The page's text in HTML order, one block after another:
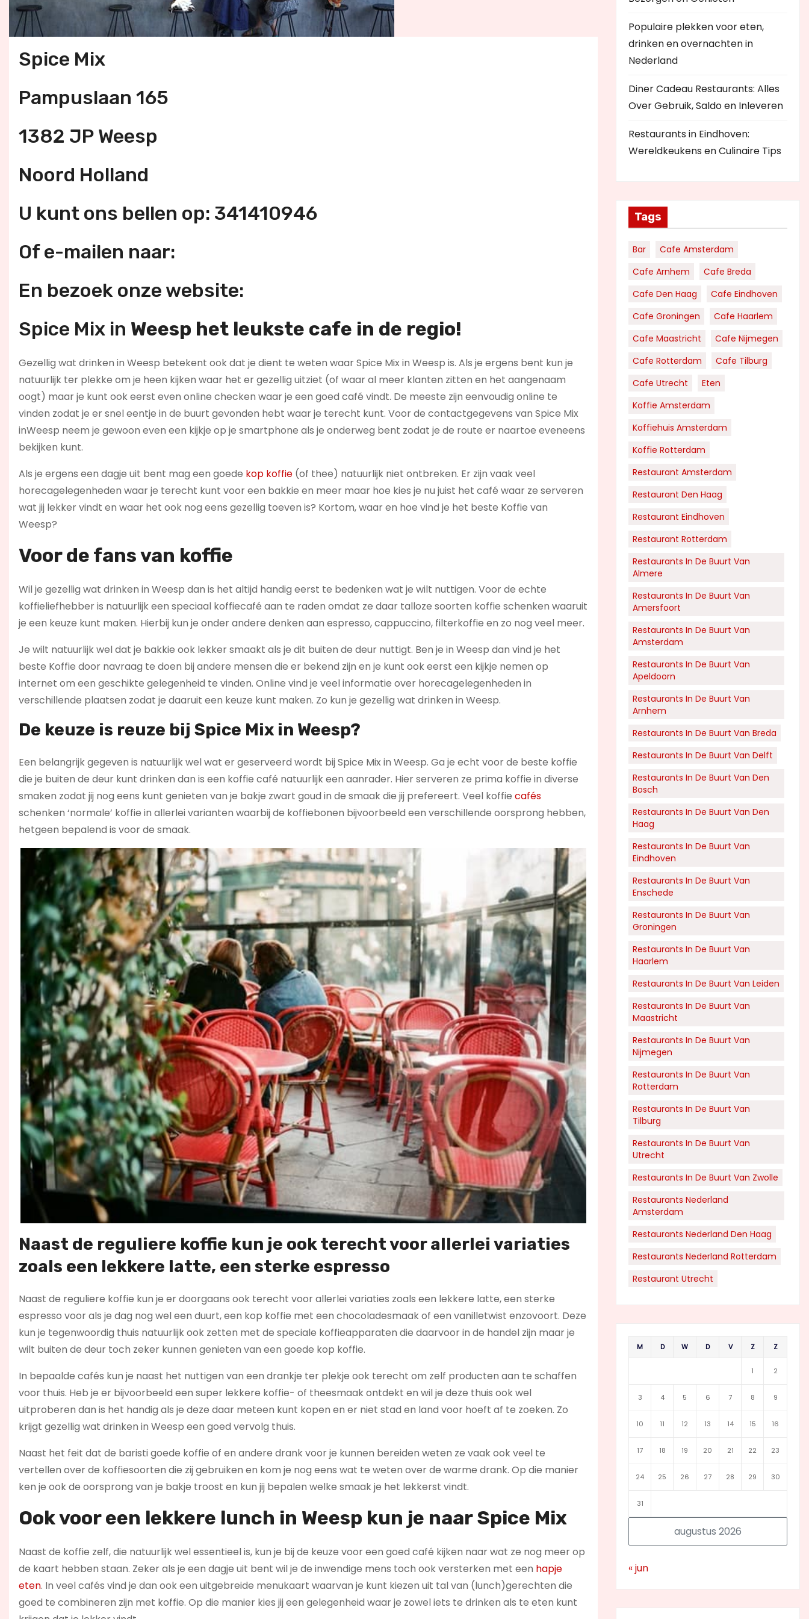
Spice Mix
Pampuslaan 165
1382 JP Weesp
Noord Holland
U kunt ons bellen op: 341410946
Of e-mailen naar:
En bezoek onze website:
Spice Mix in Weesp het leukste cafe in de regio!
Gezellig wat drinken in Weesp betekent ook dat je dient te weten waar Spice Mix in Weesp is. Als je ergens bent kun je
natuurlijk ter plekke om je heen kijken waar het er gezellig uitziet (of waar al meer klanten zitten en het aangenaam
oogt) maar je kunt ook eerst even online checken waar je een goed café vindt. De meeste zijn eenvoudig online te
vinden zodat je er snel eentje in de buurt gevonden hebt waar je terecht kunt. Voor de contactgegevens van Spice Mix
inWeesp neem je gewoon even een kijkje op je smartphone als je onderweg bent zodat je de route er naartoe eveneens
bekijken kunt.
Als je ergens een dagje uit bent mag een goede kop koffie (of thee) natuurlijk niet ontbreken. Er zijn vaak veel
horecagelegenheden waar je terecht kunt voor een bakkie en meer maar hoe kies je nu juist het café waar ze serveren
wat jij lekker vindt en waar het ook nog eens gezellig toeven is? Kortom, waar en hoe vind je het beste Koffie van
Weesp?
Voor de fans van koffie
Wil je gezellig wat drinken in Weesp dan is het altijd handig eerst te bedenken wat je wilt nuttigen. Voor de echte
koffieliefhebber is natuurlijk een speciaal koffiecafé aan te raden omdat ze daar talloze soorten koffie schenken waaruit
je een keuze kunt maken. Hierbij kun je onder andere denken aan espresso, cappuccino, filterkoffie en zo nog veel meer.
Je wilt natuurlijk wel dat je bakkie ook lekker smaakt als je dit buiten de deur nuttigt. Ben je in Weesp dan vind je het
beste Koffie door navraag te doen bij andere mensen die er bekend zijn en je kunt ook eerst een kijkje nemen op
internet om een geschikte gelegenheid te vinden. Online vind je veel informatie over horecagelegenheden in
verschillende plaatsen zodat je daaruit een keuze kunt maken. Zo kun je gezellig wat drinken in Weesp.
De keuze is reuze bij Spice Mix in Weesp?
Een belangrijk gegeven is natuurlijk wel wat er geserveerd wordt bij Spice Mix in Weesp. Ga je echt voor de beste koffie
die je buiten de deur kunt drinken dan is een koffie café natuurlijk een aanrader. Hier serveren ze prima koffie in diverse
smaken zodat jij nog eens kunt genieten van je bakje zwart goud in de smaak die jij prefereert. Veel koffie cafés
schenken ‘normale’ koffie in allerlei varianten waarbij de koffiebonen bijvoorbeeld een verschillende oorsprong hebben,
hetgeen bepalend is voor de smaak.
Naast de reguliere koffie kun je ook terecht voor allerlei variaties
zoals een lekkere latte, een sterke espresso
Naast de reguliere koffie kun je er doorgaans ook terecht voor allerlei variaties zoals een lekkere latte, een sterke
espresso voor als je dag nog wel een duurt, een kop koffie met een chocoladesmaak of een vanilletwist enzovoort. Deze
kun je tegenwoordig thuis natuurlijk ook zetten met de speciale koffieapparaten die daarvoor in de handel zijn maar je
wilt buiten de deur toch zeker kunnen genieten van een goede kop koffie.
In bepaalde cafés kun je naast het nuttigen van een drankje ter plekje ook terecht om zelf producten aan te schaffen
voor thuis. Heb je er bijvoorbeeld een super lekkere koffie- of theesmaak ontdekt en wil je deze thuis ook wel
uitproberen dan is het handig als je deze daar meteen kunt kopen en er niet stad en land voor hoeft af te zoeken. Zo
krijgt gezellig wat drinken in Weesp een goed vervolg thuis.
Naast het feit dat de baristi goede koffie of en andere drank voor je kunnen bereiden weten ze vaak ook veel te
vertellen over de koffiesoorten die zij gebruiken en kom je nog eens wat te weten over de warme drank. Op die manier
ken je ook de oorsprong van je bakje troost en kun jij bepalen welke smaak je het lekkerst vindt.
Ook voor een lekkere lunch in Weesp kun je naarSpice Mix
Naast de koffie zelf, die natuurlijk wel essentieel is, kun je bij de keuze voor een goed café kijken naar wat ze nog meer op
de kaart hebben staan. Zeker als je een dagje uit bent wil je de inwendige mens toch ook versterken met een hapje
eten. In veel cafés vind je dan ook een uitgebreide menukaart waarvan je kunt kiezen uit tal van (lunch)gerechten die
goed te combineren zijn met koffie. Op die manier kies jij een gelegenheid waar je zowel iets te drinken als te eten kunt
Populaire plekken voor eten,
drinken en overnachten in
Nederland
Diner Cadeau Restaurants: Alles
Over Gebruik, Saldo en Inleveren
Restaurants in Eindhoven:
Wereldkeukens en Culinaire Tips
Tags
Bar
Cafe Amsterdam
Cafe Arnhem
Cafe Breda
Cafe Den Haag
Cafe Eindhoven
Cafe Groningen
Cafe Haarlem
Cafe Maastricht
Cafe Nijmegen
Cafe Rotterdam
Cafe Tilburg
Cafe Utrecht
Eten
Koffie Amsterdam
Koffiehuis Amsterdam
Koffie Rotterdam
Restaurant Amsterdam
Restaurant Den Haag
Restaurant Eindhoven
Restaurant Rotterdam
Restaurants In De Buurt Van
Almere
Restaurants In De Buurt Van
Amersfoort
Restaurants In De Buurt Van
Amsterdam
Restaurants In De Buurt Van
Apeldoorn
Restaurants In De Buurt Van
Arnhem
Restaurants In De Buurt Van Breda
Restaurants In De Buurt Van Delft
Restaurants In De Buurt Van Den
Bosch
Restaurants In De Buurt Van Den
Haag
Restaurants In De Buurt Van
Eindhoven
Restaurants In De Buurt Van
Enschede
Restaurants In De Buurt Van
Groningen
Restaurants In De Buurt Van
Haarlem
Restaurants In De Buurt Van Leiden
Restaurants In De Buurt Van
Maastricht
Restaurants In De Buurt Van
Nijmegen
Restaurants In De Buurt Van
Rotterdam
Restaurants In De Buurt Van
Tilburg
Restaurants In De Buurt Van
Utrecht
Restaurants In De Buurt Van Zwolle
Restaurants Nederland
Amsterdam
Restaurants Nederland Den Haag
Restaurants Nederland Rotterdam
Restaurant Utrecht
augustus 2026
M D W D V Z Z
1 2
3 4 5 6 7 8 9
10 11 12 13 14 15 16
17 18 19 20 21 22 23
24 25 26 27 28 29 30
31
« jun